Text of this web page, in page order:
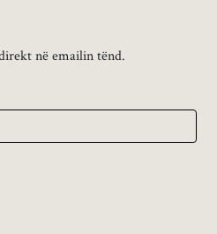
në emailin tënd.